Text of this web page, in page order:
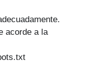
acorde a la